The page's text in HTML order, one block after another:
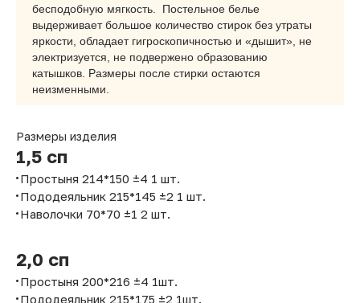
бесподобную мягкость. Постельное белье
выдерживает большое количество стирок без утраты
яркости, обладает гигроскопичностью и «дышит», не
электризуется, не подвержено образованию
катышков. Размеры после стирки остаются
неизменными.
Размеры изделия
1,5 сп
Простыня 214*150 ±4 1 шт.
Пододеяльник 215*145 ±2 1 шт.
Наволочки 70*70 ±1 2 шт.
2,0 сп
Простыня 200*216 ±4 1шт.
Пододеяльник 215*175 ±2 1шт.